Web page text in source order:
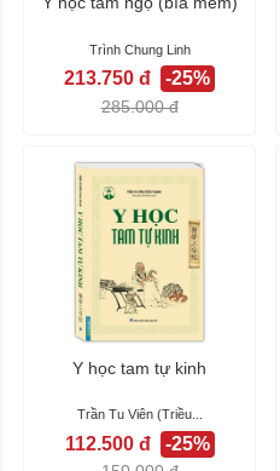
Trình Chung Linh
213.750 đ -25%
285.000 đ
Y học tam tự kinh
Trần Tu Viên (Triều...
112.500 đ -25%